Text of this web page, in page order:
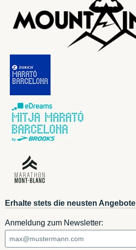
Erhalte stets die neusten Angebote
Anmeldung zum Newsletter: